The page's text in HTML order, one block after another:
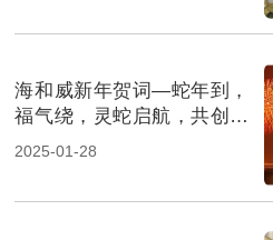
海和威新年贺词—蛇年到，
福气绕，灵蛇启航，共创辉
煌！
2025-01-28